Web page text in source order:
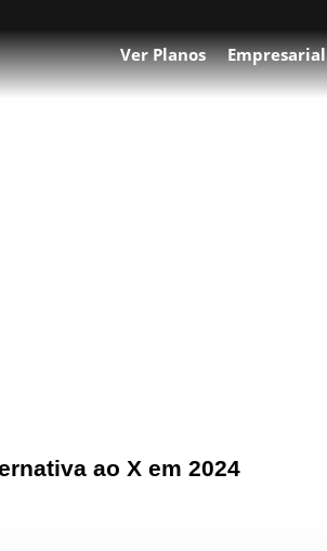
Ver Planos Empresarial
ao X em 2024